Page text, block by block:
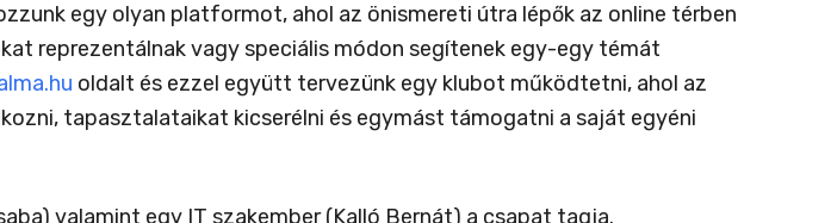
egy olyan platformot, ahol az önismereti útra lépők az online térben
reprezentálnak vagy speciális módon segítenek egy-egy témát
oldalt és ezzel együtt tervezünk egy klubot működtetni, ahol az
tapasztalataikat kicserélni és egymást támogatni a saját egyéni
valamint egy IT szakember (Kalló Bernát) a csapat tagja.